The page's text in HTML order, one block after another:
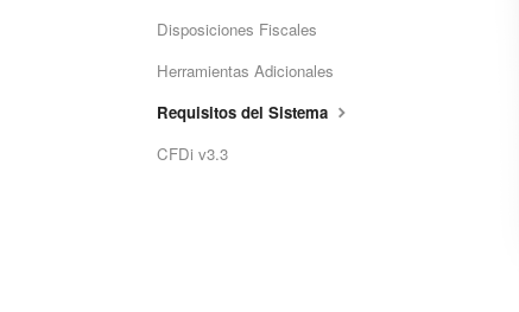
Disposiciones Fiscales
Herramientas Adicionales
Requisitos del Sistema
CFDi v3.3